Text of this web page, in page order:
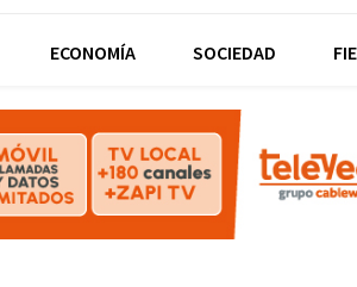
ECONOMÍA SOCIEDAD